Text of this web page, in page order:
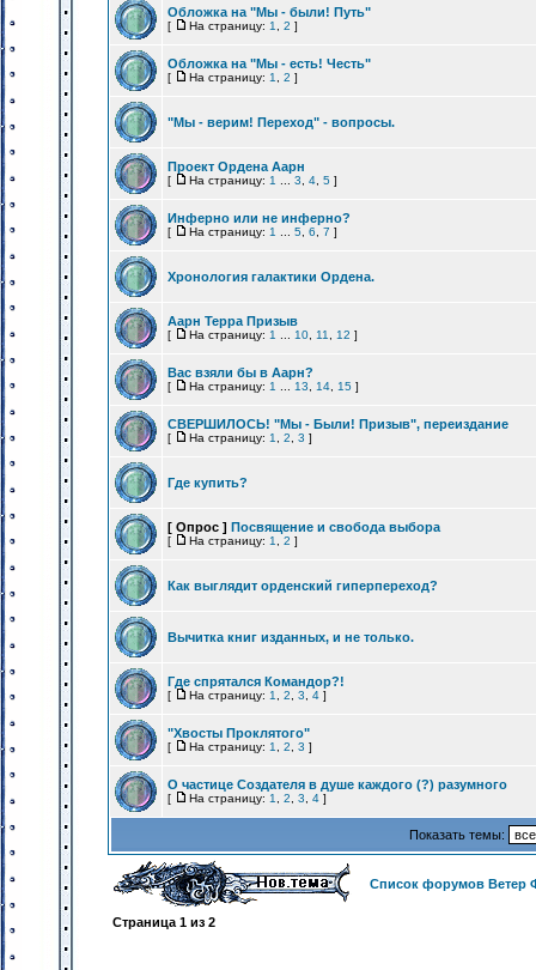
Обложка на "Мы - были! Путь"
[ На страницу: 1 2 ]
Обложка на "Мы - есть! Честь"
[ На страницу: 1 2 ]
"Мы - верим! Переход" - вопросы.
Проект Ордена Аарн
[ На страницу: 1 3 4 5 ]
Инферно или не инферно?
[ На страницу: 1 5 6 7 ]
Хронология галактики Ордена.
Аарн Терра Призыв
[ На страницу: 1 10 11 12 ]
Вас взяли бы в Аарн?
[ На страницу: 1 13 14 15 ]
СВЕРШИЛОСЬ! "Мы - Были! Призыв", переиздание
[ На страницу: 1 2 3 ]
Где купить?
[ Опрос ] Посвящение и свобода выбора
[ На страницу: 1 2 ]
Как выглядит орденский гиперпереход?
Вычитка книг изданных, и не только.
Где спрятался Командор?!
[ На страницу: 1 2 3 4 ]
"Хвосты Проклятого"
[ На страницу: 1 2 3 ]
О частице Создателя в душе каждого (?) разумного
[ На страницу: 1 2 3 4 ]
Показать темы:
Список форумов Ветер
Страница 1 из 2